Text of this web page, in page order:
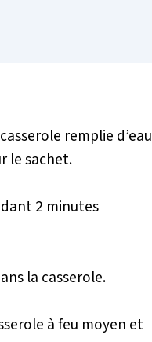
remplie d’eau
le sachet.
2 minutes
la casserole.
à feu moyen et